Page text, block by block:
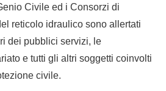
Civile ed i Consorzi di
reticolo idraulico sono allertati
dei pubblici servizi, le
e tutti gli altri soggetti coinvolti
civile.